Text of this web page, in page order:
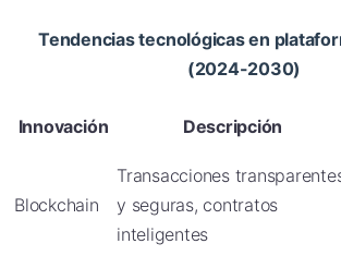
Tendencias tecnológicas en
(2024-2030)
Innovación Descripción
Blockchain
Transacciones
y seguras, contratos
inteligentes